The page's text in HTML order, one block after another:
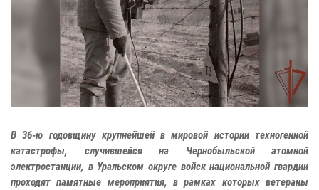
В 36-ю годовщину крупнейшей в мировой истории техногенной
катастрофы, случившейся на Чернобыльской атомной
электростанции, в Уральском округе войск национальной гвардии
проходят памятные мероприятия, в рамках которых ветераны